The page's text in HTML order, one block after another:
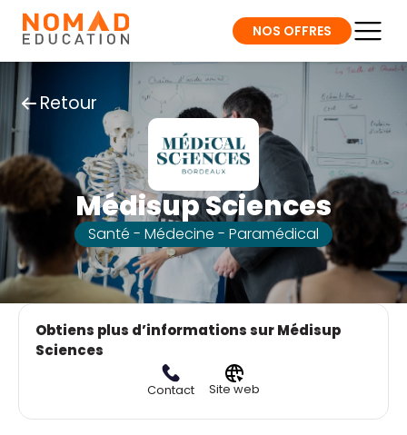
NOS OFFRES
Médisup Sciences
Santé - Médecine - Paramédical
Retour
Obtiens plus d’informations sur Médisup
Sciences
Contact Site web